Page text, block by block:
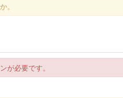
吉・九曜紋版
EXPO 2024の滋賀県・近江の城の
。
が必要です。